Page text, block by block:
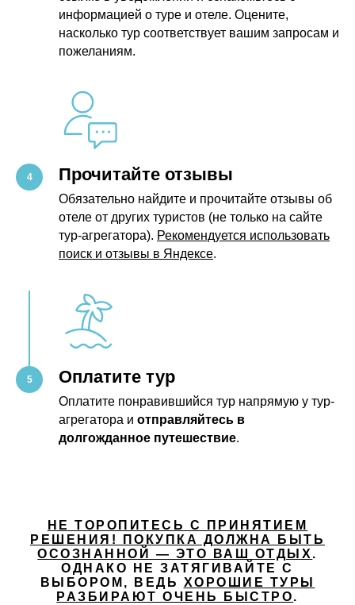
информацией о туре и отеле. Оцените,
насколько тур соответствует вашим запросам и
пожеланиям.
Прочитайте отзывы
Обязательно найдите и прочитайте отзывы об
отеле от других туристов (не только на сайте
тур-агрегатора). Рекомендуется использовать
поиск и отзывы в Яндексе.
Оплатите тур
Оплатите понравившийся тур напрямую у тур-
агрегатора и отправляйтесь в
долгожданное путешествие.
НЕ ТОРОПИТЕСЬ С ПРИНЯТИЕМ
РЕШЕНИЯ! ПОКУПКА ДОЛЖНА БЫТЬ
ОСОЗНАННОЙ — ЭТО ВАШ ОТДЫХ .
ОДНАКО НЕ ЗАТЯГИВАЙТЕ С
ВЫБОРОМ, ВЕДЬ ХОРОШИЕ ТУРЫ
РАЗБИРАЮТ ОЧЕНЬ БЫСТРО.